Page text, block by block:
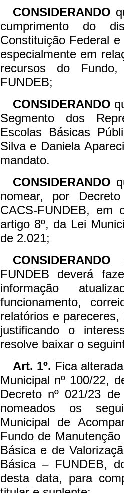
CONSIDERANDO
cumprimento do
Constituição Federal
especialmente em
recursos do
FUNDEB;
CONSIDERANDO
Segmento dos
Escolas Básicas
Silva e Daniela
mandato.
CONSIDERANDO
nomear, por
CACS-FUNDEB, em
artigo 8º, da Lei
de 2.021;
CONSIDERANDO
FUNDEB deverá
informação
funcionamento,
relatórios e
justificando o
resolve baixar o
Art. 1º. Fica
Municipal nº 100/22,
Decreto nº 021/23
nomeados os
Municipal de
Fundo de
Básica e de
Básica – FUNDEB,
desta data, para